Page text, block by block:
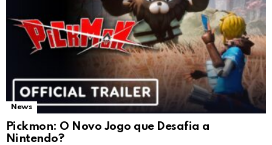
News
Pickmon: O Novo Jogo que Desafia a
Nintendo?